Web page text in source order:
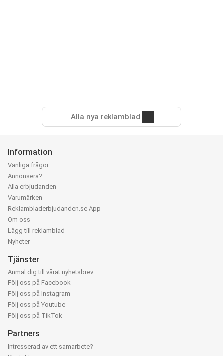
Alla nya reklamblad
Information
Vanliga frågor
Annonsera?
Alla erbjudanden
Varumärken
Reklambladerbjudanden.se App
Om oss
Lägg till reklamblad
Nyheter
Tjänster
Anmäl dig till vårat nyhetsbrev
Följ oss på Facebook
Följ oss på Instagram
Följ oss på Youtube
Följ oss på TikTok
Partners
Intresserad av ett samarbete?